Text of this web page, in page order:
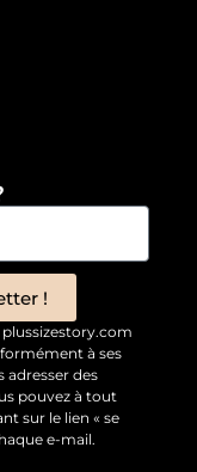
!
à ses
adresser des
pouvez à tout
sur le lien « se
e-mail.